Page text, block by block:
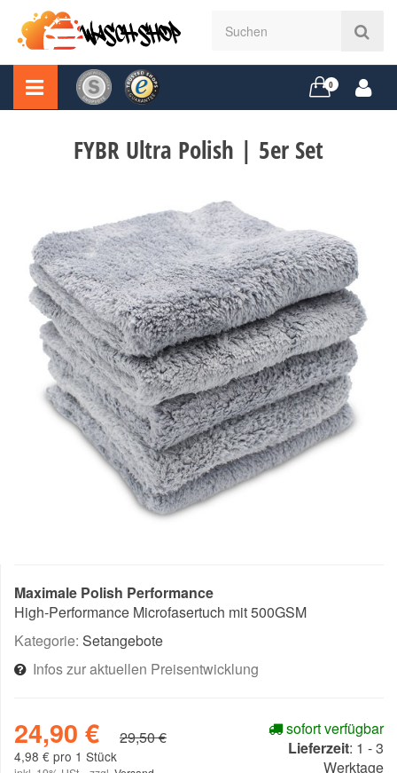
0
FYBR Ultra Polish | 5er Set
Maximale Polish Performance
High-Performance Microfasertuch mit 500GSM
Kategorie: Setangebote
Infos zur aktuellen Preisentwicklung
24,90 € 29,50 €
4,98 € pro 1 Stück
sofort verfügbar
Lieferzeit: 1 - 3
Werktage